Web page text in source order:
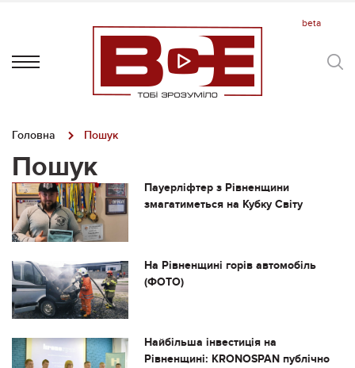
Головна Пошук
Пошук
Пауерліфтер з Рівненщини
змагатиметься на Кубку Світу
На Рівненщині горів автомобіль
(ФОТО)
Найбільша інвестиція на
Рівненщині: KRONOSPAN публічно